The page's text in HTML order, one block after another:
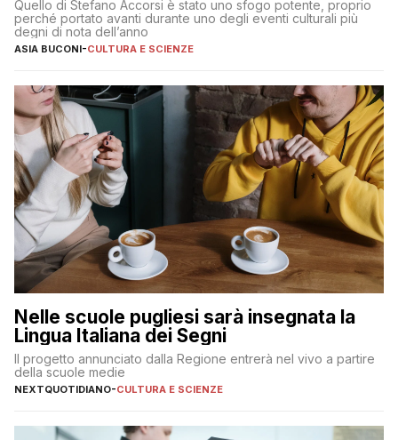
Quello di Stefano Accorsi è stato uno sfogo potente, proprio
perché portato avanti durante uno degli eventi culturali più
degni di nota dell’anno
ASIA BUCONI-CULTURA E SCIENZE
Nelle scuole pugliesi sarà insegnata la
Lingua Italiana dei Segni
Il progetto annunciato dalla Regione entrerà nel vivo a partire
della scuole medie
NEXTQUOTIDIANO-CULTURA E SCIENZE